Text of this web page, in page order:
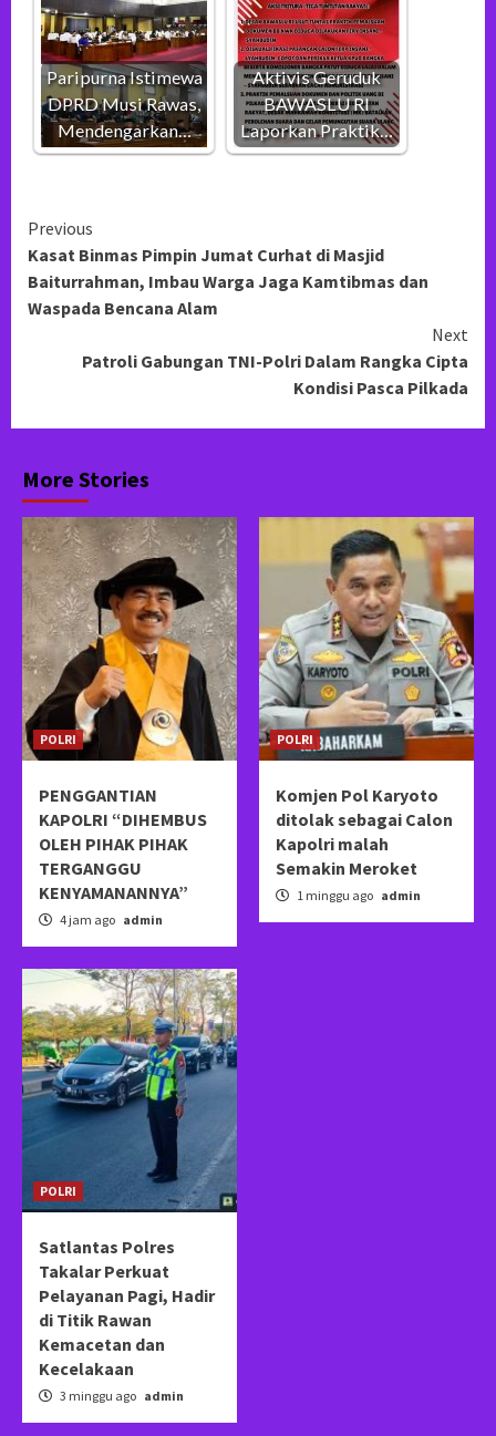
Paripurna Istimewa
DPRD Musi Rawas,
Mendengarkan…
Aktivis Geruduk
BAWASLU RI
Laporkan Praktik…
Continue
Reading
Previous
Kasat Binmas Pimpin Jumat Curhat di Masjid
Baiturrahman, Imbau Warga Jaga Kamtibmas dan
Waspada Bencana Alam
Next
Patroli Gabungan TNI-Polri Dalam Rangka Cipta
Kondisi Pasca Pilkada
More Stories
POLRI
PENGGANTIAN
KAPOLRI “DIHEMBUS
OLEH PIHAK PIHAK
TERGANGGU
KENYAMANANNYA”
4 jam ago admin
POLRI
Komjen Pol Karyoto
ditolak sebagai Calon
Kapolri malah
Semakin Meroket
1 minggu ago admin
POLRI
Satlantas Polres
Takalar Perkuat
Pelayanan Pagi, Hadir
di Titik Rawan
Kemacetan dan
Kecelakaan
3 minggu ago admin